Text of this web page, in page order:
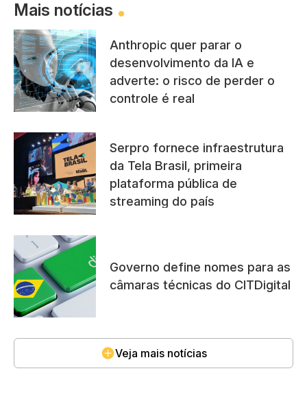
Mais notícias
Anthropic quer parar o
desenvolvimento da IA e
adverte: o risco de perder o
controle é real
Serpro fornece infraestrutura
da Tela Brasil, primeira
plataforma pública de
streaming do país
Governo define nomes para as
câmaras técnicas do CITDigital
Veja mais notícias